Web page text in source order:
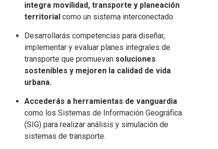
integra movilidad, transporte y planeación
territorial como un sistema interconectado.
Desarrollarás competencias para diseñar,
implementar y evaluar planes integrales de
transporte que promuevan soluciones
sostenibles y mejoren la calidad de vida
urbana.
Accederás a herramientas de vanguardia
como los Sistemas de Información Geográfica
(SIG) para realizar análisis y simulación de
sistemas de transporte.